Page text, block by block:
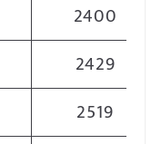
2400
2429
2519